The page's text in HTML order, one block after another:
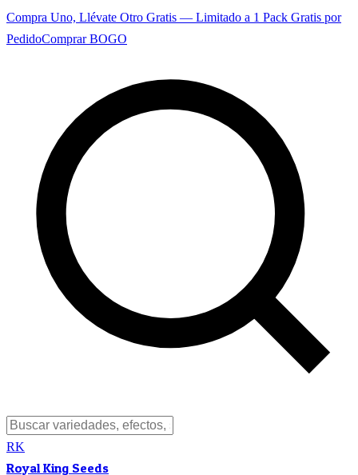
Compra Uno, Llévate Otro Gratis — Limitado a 1 Pack Gratis por
PedidoComprar BOGO
RK
Royal King Seeds